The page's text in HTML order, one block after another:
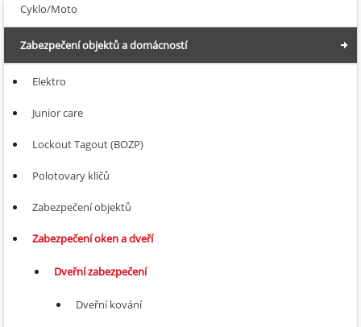
Cyklo/Moto
Zabezpečení objektů a domácností
Elektro
Junior care
Lockout Tagout (BOZP)
Polotovary klíčů
Zabezpečení objektů
Zabezpečení oken a dveří
Dveřní zabezpečení
Dveřní kování